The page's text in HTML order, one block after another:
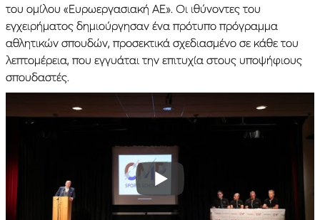
του ομίλου «Ευρωεργασιακή ΑΕ». Οι ιθύνοντες του
εγχειρήματος δημιούργησαν ένα πρότυπο πρόγραμμα
αθλητικών σπουδών, προσεκτικά σχεδιασμένο σε κάθε του
λεπτομέρεια, που εγγυάται την επιτυχία στους υποψήφιους
σπουδαστές.